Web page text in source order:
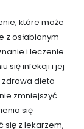
które może
z osłabionym
i leczenie
się infekcji i jej
zdrowa dieta
zmniejszyć
się
się z lekarzem,